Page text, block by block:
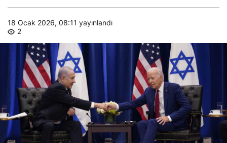
18 Ocak 2026, 08:11 yayınlandı
2